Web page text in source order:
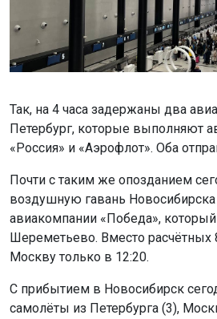
Так, на 4 часа задержаны два
Петербург, которые выполняют
«Россия» и «Аэрофлот». Оба
Почти с таким же опозданием
воздушную гавань
авиакомпании «Победа»,
Шереметьево. Вместо расчётных
Москву только в 12:20.
С прибытием в Новосибирск
самолёты из Петербурга (3),